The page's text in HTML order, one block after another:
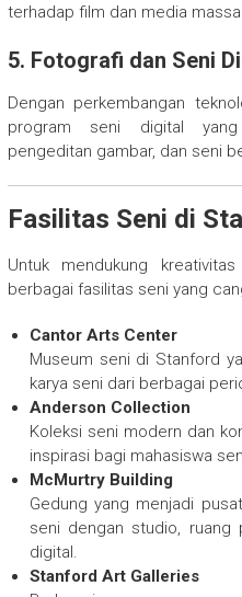
terhadap film dan media
5. Fotografi dan Seni
Dengan perkembangan
program seni digital
pengeditan gambar, dan seni
Fasilitas Seni di
Untuk mendukung
berbagai fasilitas seni yang
Cantor Arts Center
Museum seni di Stanford
karya seni dari berbagai
Anderson Collection
Koleksi seni modern dan
inspirasi bagi mahasiswa
McMurtry Building
Gedung yang menjadi
seni dengan studio, ruang
digital.
Stanford Art Galleries